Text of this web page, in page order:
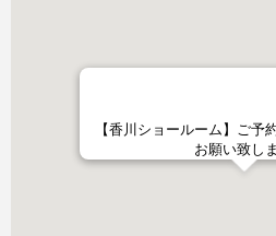
【香川ショールーム】ご予
お願い致し